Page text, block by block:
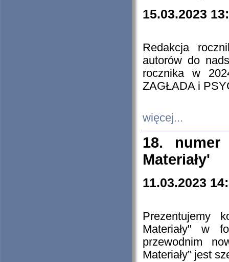
15.03.2023
Redakcja
autorów do
rocznika w
ZAGŁADA i
więcej...
18. numer
Materiały'
11.03.2023
Prezentujemy
Materiały" w
przewodnim
Materiały” jest